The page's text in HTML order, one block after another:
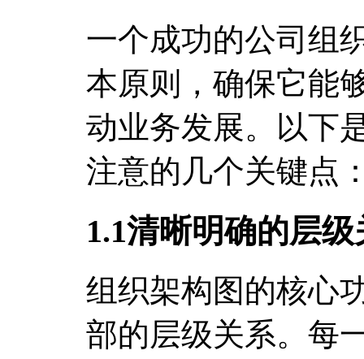
一个成功的公司组
本原则，确保它能
动业务发展。以下
注意的几个关键点
1.1清晰明确的层级
组织架构图的核心
部的层级关系。每